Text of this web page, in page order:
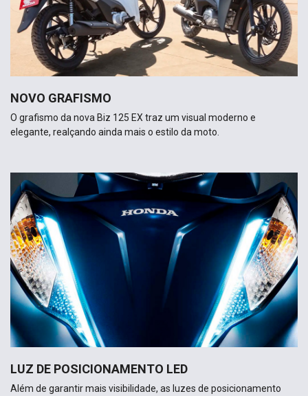
NOVO GRAFISMO
O grafismo da nova Biz 125 EX traz um visual moderno e
elegante, realçando ainda mais o estilo da moto.
LUZ DE POSICIONAMENTO LED
Além de garantir mais visibilidade, as luzes de posicionamento